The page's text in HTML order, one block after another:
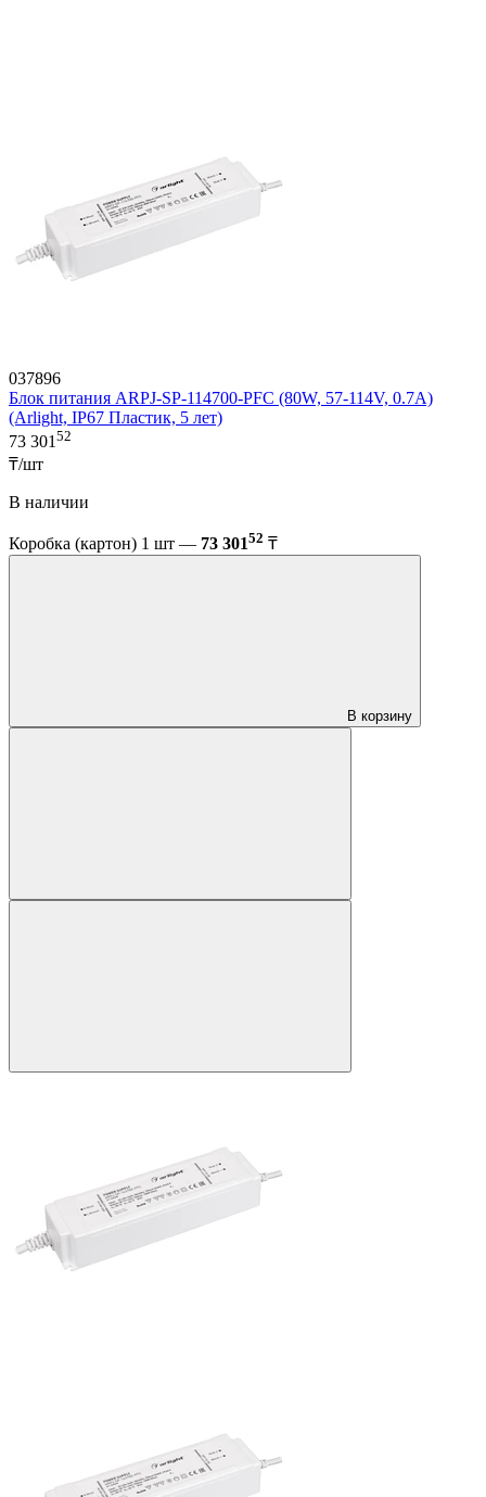
037896
Блок питания ARPJ-SP-114700-PFC (80W, 57-114V, 0.7A)
(Arlight, IP67 Пластик, 5 лет)
73 301 52
₸/шт
В наличии
Коробка (картон) 1 шт — 73 30152 ₸
В корзину